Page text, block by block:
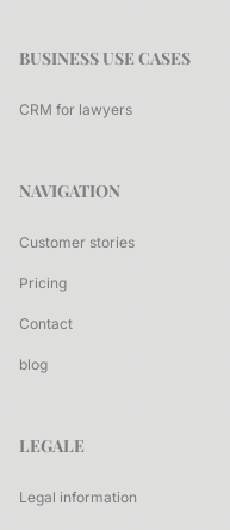
BUSINESS USE CASES
CRM for lawyers
NAVIGATION
Customer stories
Pricing
Contact
blog
LEGALE
Legal information